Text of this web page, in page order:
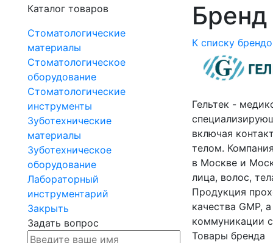
Каталог товаров
Стоматологические
материалы
Стоматологическое
оборудование
Стоматологические
инструменты
Зуботехнические
материалы
Зуботехническое
оборудование
Лабораторный
инструментарий
Закрыть
Задать вопрос
Бренд
К списку
Гельтек -
включая
телом.
в Москве и
лица, волос,
Продукция
качества GMP,
коммуникации
Товары бренда